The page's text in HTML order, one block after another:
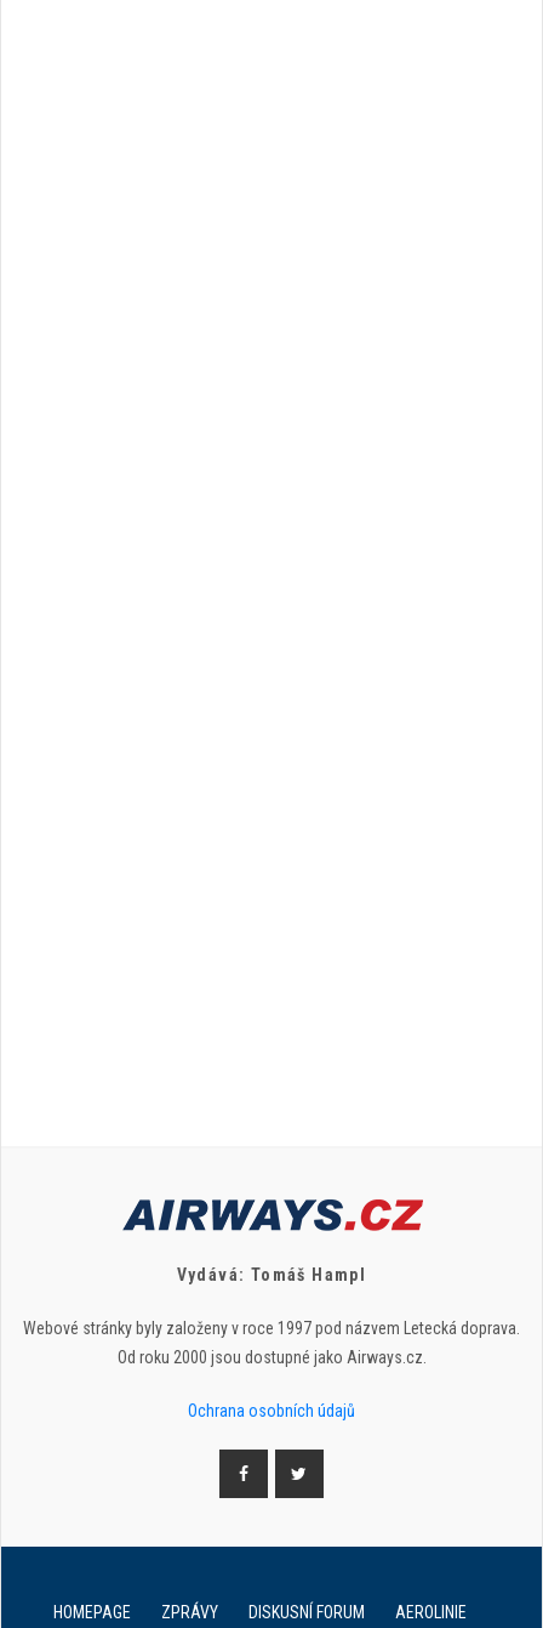
Vydává: Tomáš Hampl
Webové stránky byly založeny v roce 1997 pod názvem Letecká doprava.
Od roku 2000 jsou dostupné jako Airways.cz.
Ochrana osobních údajů
HOMEPAGE ZPRÁVY DISKUSNÍ FORUM AEROLINIE